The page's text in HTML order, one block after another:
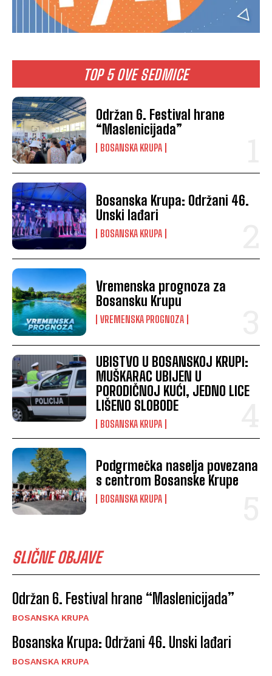
TOP 5 OVE SEDMICE
Održan 6. Festival hrane
“Maslenicijada”
BOSANSKA KRUPA
Bosanska Krupa: Održani 46.
Unski lađari
BOSANSKA KRUPA
Vremenska prognoza za
Bosansku Krupu
VREMENSKA PROGNOZA
UBISTVO U BOSANSKOJ KRUPI:
MUŠKARAC UBIJEN U
PORODIČNOJ KUĆI, JEDNO LICE
LIŠENO SLOBODE
BOSANSKA KRUPA
Podgrmečka naselja povezana
s centrom Bosanske Krupe
BOSANSKA KRUPA
SLIČNE OBJAVE
Održan 6. Festival hrane “Maslenicijada”
BOSANSKA KRUPA
Bosanska Krupa: Održani 46. Unski lađari
BOSANSKA KRUPA